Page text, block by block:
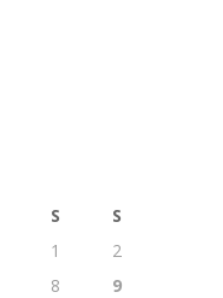
S
S
1
2
8
9